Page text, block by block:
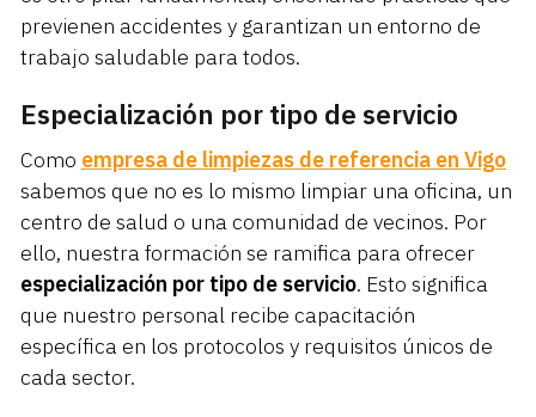
previenen accidentes y garantizan un entorno de
trabajo saludable para todos.
Especialización por tipo de servicio
Como empresa de limpiezas de referencia en Vigo
sabemos que no es lo mismo limpiar una oficina, un
centro de salud o una comunidad de vecinos. Por
ello, nuestra formación se ramifica para ofrecer
especialización por tipo de servicio. Esto significa
que nuestro personal recibe capacitación
específica en los protocolos y requisitos únicos de
cada sector.